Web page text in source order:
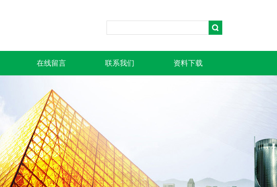
在线留言 联系我们 资料下载